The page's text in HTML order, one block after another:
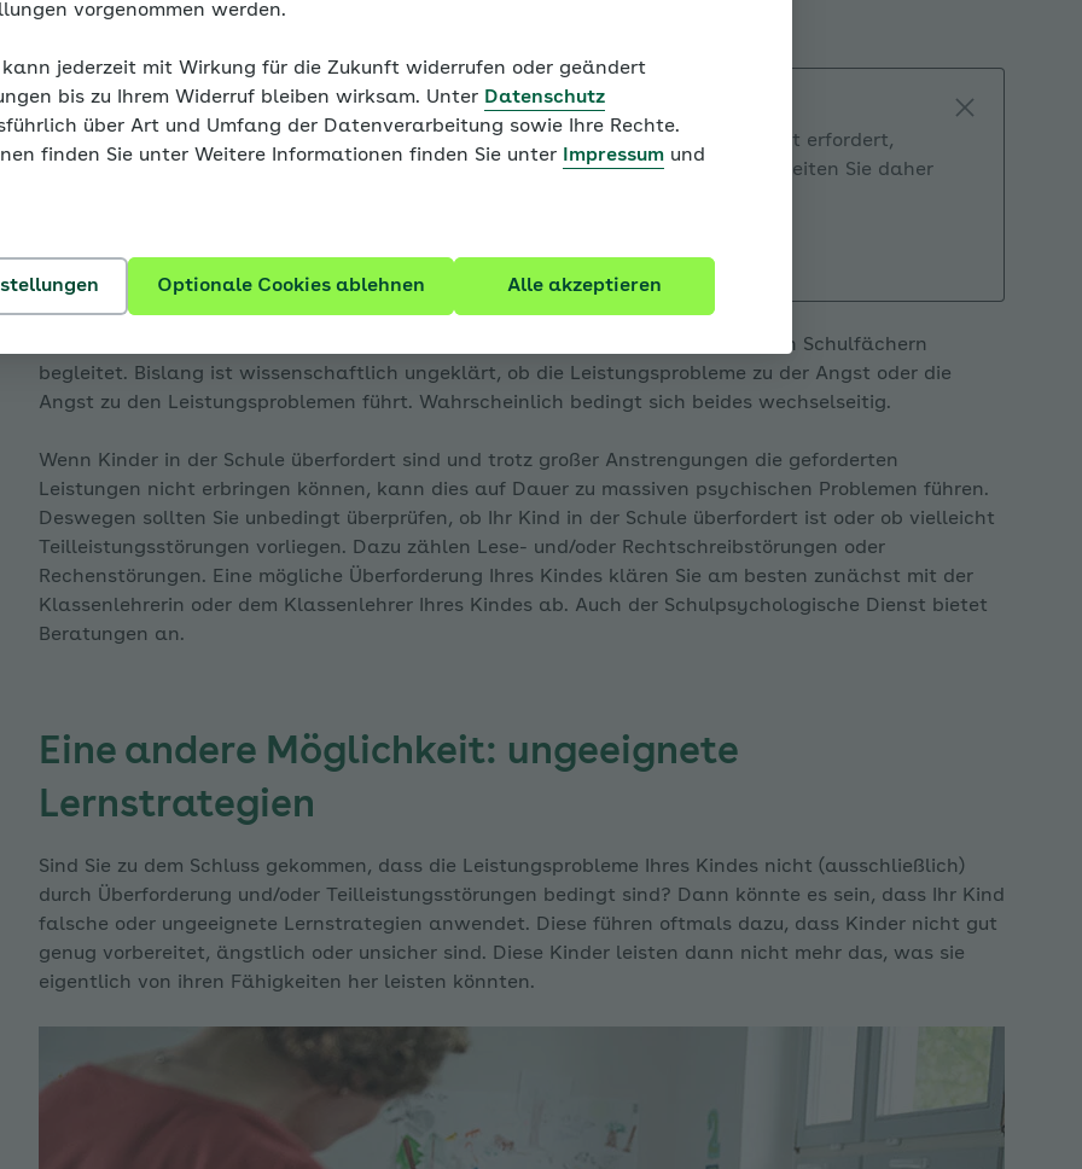
Überforderung abklären
Sie befinden sich außerhalb der empfohlenen Reihenfolge. Unser Konzept erfordert,
dass alle vorangegangenen Grundlagen bearbeitet werden. Bitte bearbeiten Sie daher
Weiter mit:Wann hilft mir der Coach?
Leistungsängste werden häufig von Leistungsproblemen in einem oder mehreren Schulfächern
begleitet. Bislang ist wissenschaftlich ungeklärt, ob die Leistungsprobleme zu der Angst oder die
Angst zu den Leistungsproblemen führt. Wahrscheinlich bedingt sich beides wechselseitig.
Wenn Kinder in der Schule überfordert sind und trotz großer Anstrengungen die geforderten
Leistungen nicht erbringen können, kann dies auf Dauer zu massiven psychischen Problemen führen.
Deswegen sollten Sie unbedingt überprüfen, ob Ihr Kind in der Schule überfordert ist oder ob vielleicht
Teilleistungsstörungen vorliegen. Dazu zählen Lese- und/oder Rechtschreibstörungen oder
Rechenstörungen. Eine mögliche Überforderung Ihres Kindes klären Sie am besten zunächst mit der
Klassenlehrerin oder dem Klassenlehrer Ihres Kindes ab. Auch der Schulpsychologische Dienst bietet
Beratungen an.
Eine andere Möglichkeit: ungeeignete
Lernstrategien
Sind Sie zu dem Schluss gekommen, dass die Leistungsprobleme Ihres Kindes nicht (ausschließlich)
durch Überforderung und/oder Teilleistungsstörungen bedingt sind? Dann könnte es sein, dass Ihr Kind
falsche oder ungeeignete Lernstrategien anwendet. Diese führen oftmals dazu, dass Kinder nicht gut
genug vorbereitet, ängstlich oder unsicher sind. Diese Kinder leisten dann nicht mehr das, was sie
eigentlich von ihren Fähigkeiten her leisten könnten.
für Wie Sie diesen Coach benutzen ausklappen
für Modul 1: Wissenswertes - Trennungsangst ausklappen
für Modul 1: Wissenswertes - Soziale Angst ausklappen
für Modul 1: Wissenswertes - Leistungsangst ausklappen
vorgenommen werden.
kann jederzeit mit Wirkung für die Zukunft widerrufen oder geändert
bis zu Ihrem Widerruf bleiben wirksam. Unter Datenschutz
über Art und Umfang der Datenverarbeitung sowie Ihre Rechte.
finden Sie unter Weitere Informationen finden Sie unter
Impressum und
Optionale Cookies ablehnen Alle akzeptieren